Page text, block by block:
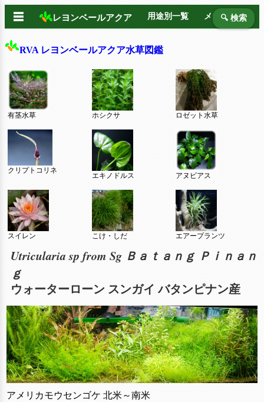
☰ レヨンベールアクア 用途別一覧 メーカー別
🔍 検索
RVA レヨンベールアクア水草図鑑
有茎水草 ホシクサ ロゼット水草
クリプトコリネ
エキノドルス アヌビアス
スイレン こけ・しだ エアープランツ
Utricularia sp from Sg Ｂａｔａｎｇ Ｐｉｎａｎ
ｇ
ウォーターローン スンガイ バタンピナン産
アメリカモウセンゴケ 北米～南米